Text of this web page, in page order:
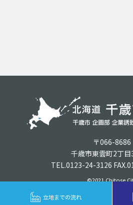
〒066-8686
千歳市東雲町2丁目
TEL.0123-24-3126
©2021 Chitose
立地までの流れ